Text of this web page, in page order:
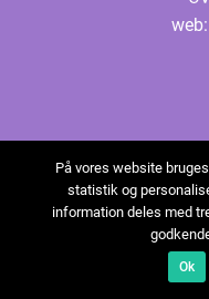
web:
På vores website
statistik og
information deles med
Ok